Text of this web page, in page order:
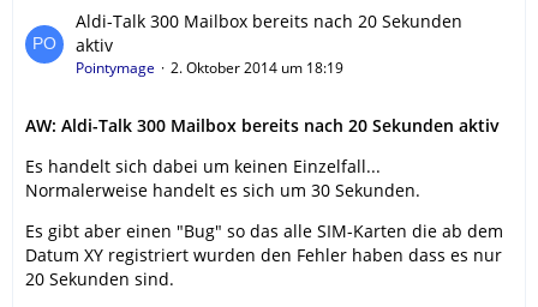
Aldi-Talk 300 Mailbox bereits nach 20 Sekunden
aktiv
Pointymage 2. Oktober 2014 um 18:19
AW: Aldi-Talk 300 Mailbox bereits nach 20 Sekunden aktiv
Es handelt sich dabei um keinen Einzelfall...
Normalerweise handelt es sich um 30 Sekunden.
Es gibt aber einen "Bug" so das alle SIM-Karten die ab dem
Datum XY registriert wurden den Fehler haben dass es nur
20 Sekunden sind.